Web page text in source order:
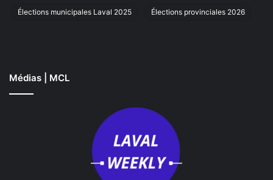
Élections municipales Laval 2025 Élections provinciales 2026
Médias | MCL